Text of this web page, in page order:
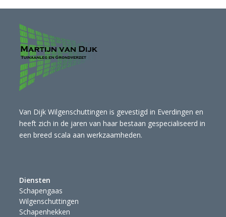
Van Dijk Wilgenschuttingen is gevestigd in Everdingen en
heeft zich in de jaren van haar bestaan gespecialiseerd in
een breed scala aan werkzaamheden.
Diensten
Schapengaas
Wilgenschuttingen
Schapenhekken